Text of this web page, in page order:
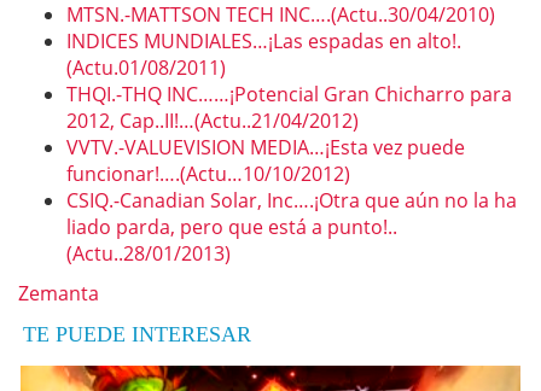
MTSN.-MATTSON TECH INC….(Actu..30/04/2010)
INDICES MUNDIALES…¡Las espadas en alto!.
(Actu.01/08/2011)
THQI.-THQ INC……¡Potencial Gran Chicharro para
2012, Cap..II!…(Actu..21/04/2012)
VVTV.-VALUEVISION MEDIA…¡Esta vez puede
funcionar!….(Actu…10/10/2012)
CSIQ.-Canadian Solar, Inc….¡Otra que aún no la ha
liado parda, pero que está a punto!..
(Actu..28/01/2013)
Zemanta
TE PUEDE INTERESAR